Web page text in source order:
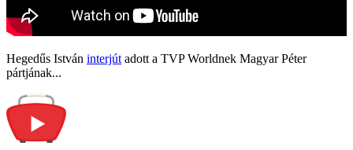
Hegedűs István interjút adott a TVP Worldnek Magyar Péter
pártjának...